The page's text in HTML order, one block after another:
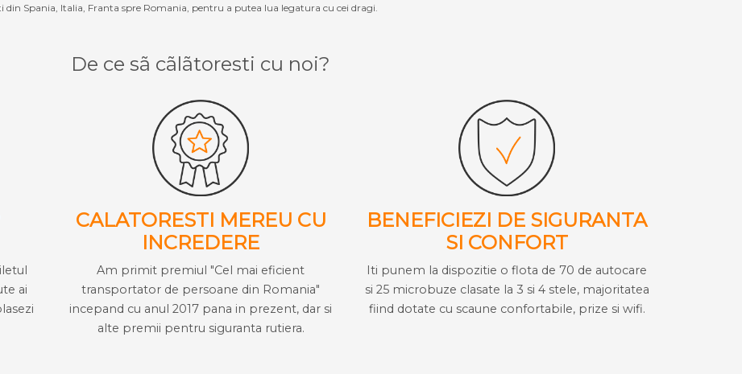
Spania, Italia, Franta spre Romania, pentru a putea lua legatura cu cei dragi.
De ce sã cãlãtoresti cu noi?
ai
CALATORESTI MEREU CU
INCREDERE
Am primit premiul "Cel mai eficient
transportator de persoane din Romania"
incepand cu anul 2017 pana in prezent, dar si
alte premii pentru siguranta rutiera.
BENEFICIEZI DE SIGURANTA
SI CONFORT
Iti punem la dispozitie o flota de 70 de autocare
si 25 microbuze clasate la 3 si 4 stele, majoritatea
fiind dotate cu scaune confortabile, prize si wifi.